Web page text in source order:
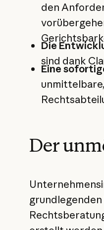
den
Die
sind dank
Eine
Der